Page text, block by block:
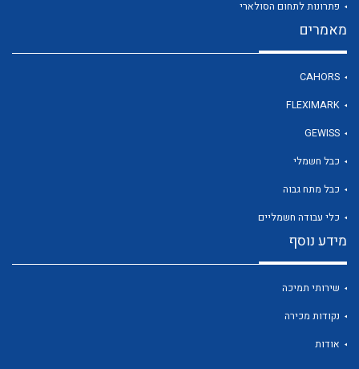
פתרונות לתחום הסולארי
מאמרים
CAHORS
FLEXIMARK
GEWISS
כבל חשמלי
כבל מתח גבוה
כלי עבודה חשמליים
מידע נוסף
שירותי תמיכה
נקודות מכירה
אודות